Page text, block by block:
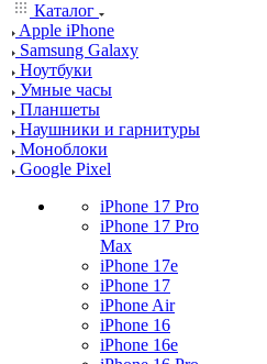
Каталог
Apple iPhone
Samsung Galaxy
Ноутбуки
Умные часы
Планшеты
Наушники и гарнитуры
Моноблоки
Google Pixel
iPhone 17 Pro
iPhone 17 Pro
Max
iPhone 17e
iPhone 17
iPhone Air
iPhone 16
iPhone 16e